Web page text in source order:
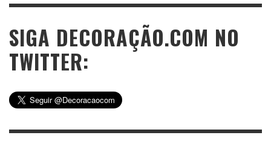
SIGA DECORAÇÃO.COM NO
TWITTER: